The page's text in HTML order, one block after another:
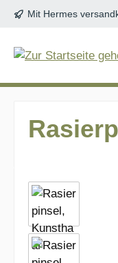
Hauptinhalt
Zur Suche springen
ZurMit Hermes
Bildergalerie